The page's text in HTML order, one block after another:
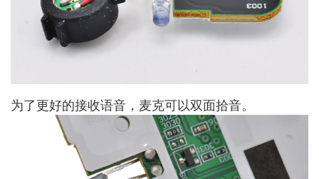
为了更好的接收语音，麦克可以双面拾音。